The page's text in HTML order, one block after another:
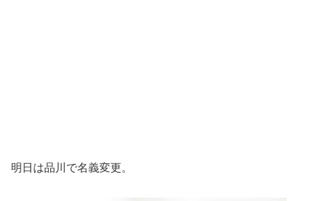
明日は品川で名義変更。